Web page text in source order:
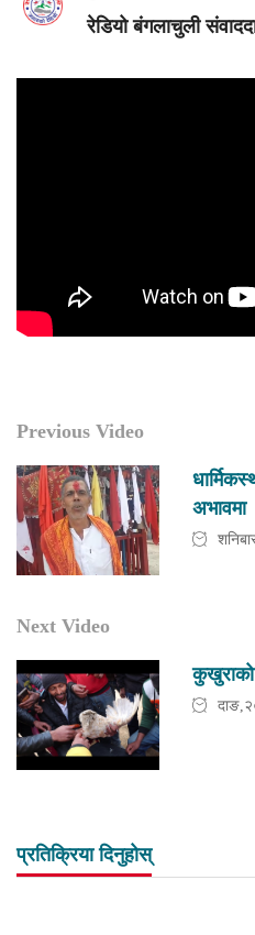
रेडियो बंगलाचुली
Previous Video
अभावमा
Next Video
कुखुराको
प्रतिक्रिया दिनुहोस्